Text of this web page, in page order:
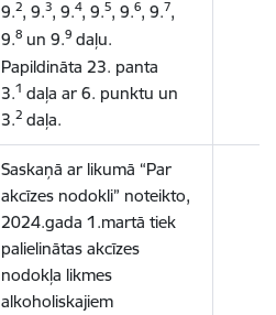
9.2, 9.3, 9.4, 9.5, 9.6, 9.7,
9.8 un 9.9 daļu.
Papildināta 23. panta
3.1 daļa ar 6. punktu un
3.2 daļa.
Saskaņā ar likumā “Par
akcīzes nodokli” noteikto,
2024.gada 1.martā tiek
palielinātas akcīzes
nodokļa likmes
alkoholiskajiem